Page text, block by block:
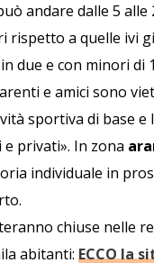
andare dalle 5
a quelle ivi
due e con minori
e amici sono
sportiva di base
privati». In zona
individuale in
chiuse nelle
abitanti: ECCO la